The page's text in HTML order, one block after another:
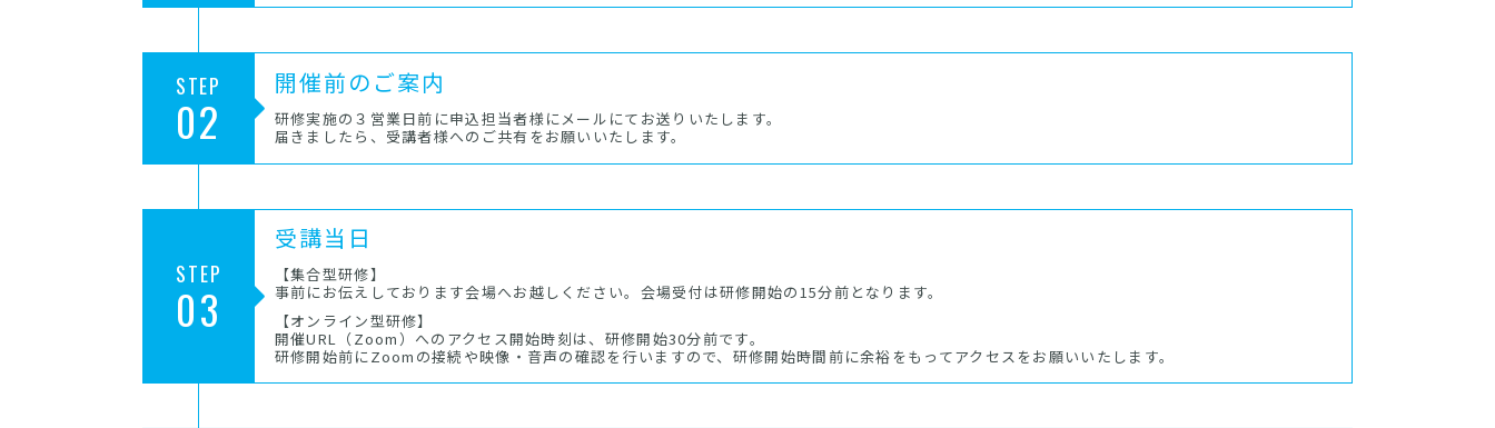
STEP
02
開催前のご案内
研修実施の３営業日前に申込担当者様にメールにてお送りいたします。
届きましたら、受講者様へのご共有をお願いいたします。
STEP
03
受講当日
【集合型研修】
事前にお伝えしております会場へお越しください。会場受付は研修開始の15分前となります。
【オンライン型研修】
開催URL（Zoom）へのアクセス開始時刻は、研修開始30分前です。
研修開始前にZoomの接続や映像・音声の確認を行いますので、研修開始時間前に余裕をもってアクセスをお願いいたします。